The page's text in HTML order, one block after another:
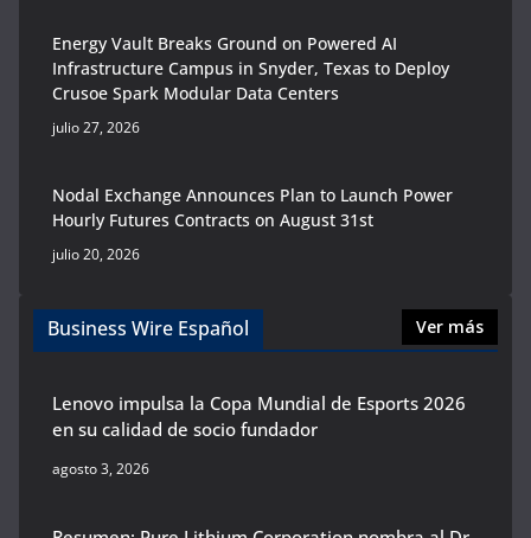
Energy Vault Breaks Ground on Powered AI
Infrastructure Campus in Snyder, Texas to Deploy
Crusoe Spark Modular Data Centers
julio 27, 2026
Nodal Exchange Announces Plan to Launch Power
Hourly Futures Contracts on August 31st
julio 20, 2026
Business Wire Español Ver más
Lenovo impulsa la Copa Mundial de Esports 2026
en su calidad de socio fundador
agosto 3, 2026